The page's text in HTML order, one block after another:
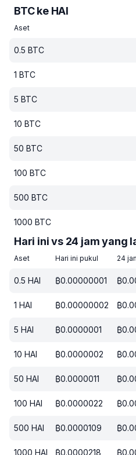
BTC ke HAI
Aset
0.5 BTC
1 BTC
5 BTC
10 BTC
50 BTC
100 BTC
500 BTC
1000 BTC
Hari ini vs 24 jam yang
Aset Hari ini pukul 24
0.5 HAI ₿0.00000001 ₿
1 HAI ₿0.00000002 ₿
5 HAI ₿0.0000001 ₿
10 HAI ₿0.0000002 ₿
50 HAI ₿0.0000011 ₿
100 HAI ₿0.0000022 ₿
500 HAI ₿0.0000109 ₿
1000 HAI ₿0.0000218 ₿